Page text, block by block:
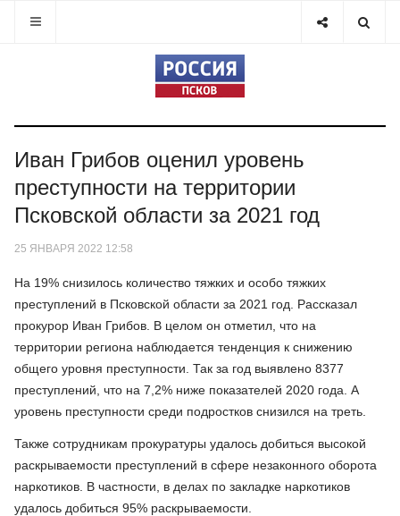
Иван Грибов оценил уровень
преступности на территории
Псковской области за 2021 год
25 ЯНВАРЯ 2022 12:58
На 19% снизилось количество тяжких и особо тяжких
преступлений в Псковской области за 2021 год. Рассказал
прокурор Иван Грибов. В целом он отметил, что на
территории региона наблюдается тенденция к снижению
общего уровня преступности. Так за год выявлено 8377
преступлений, что на 7,2% ниже показателей 2020 года. А
уровень преступности среди подростков снизился на треть.
Также сотрудникам прокуратуры удалось добиться высокой
раскрываемости преступлений в сфере незаконного оборота
наркотиков. В частности, в делах по закладке наркотиков
удалось добиться 95% раскрываемости.